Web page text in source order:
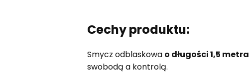
Cechy produktu:
Smycz odblaskowa o długości 1,5 metra
swobodą a kontrolą.